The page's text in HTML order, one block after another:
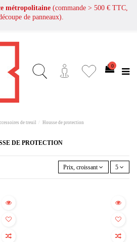
métropolitaine (commande > 500 € TTC,
de panneaux).
0
de treuil Housse de protection
DE PROTECTION
Prix, croissant 5